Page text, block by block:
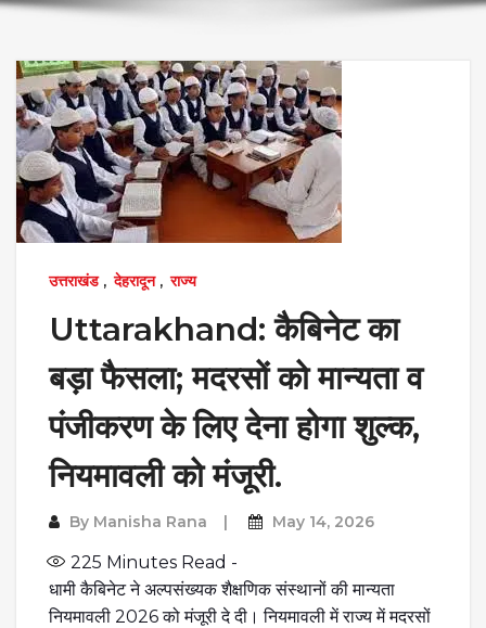
उत्तराखंड, देहरादून, राज्य
Uttarakhand: कैबिनेट का
बड़ा फैसला; मदरसों को मान्यता व
पंजीकरण के लिए देना होगा शुल्क,
नियमावली को मंजूरी.
By Manisha Rana May 14, 2026
225 Minutes Read -
धामी कैबिनेट ने अल्पसंख्यक शैक्षणिक संस्थानों की मान्यता
नियमावली 2026 को मंजूरी दे दी। नियमावली में राज्य में मदरसों